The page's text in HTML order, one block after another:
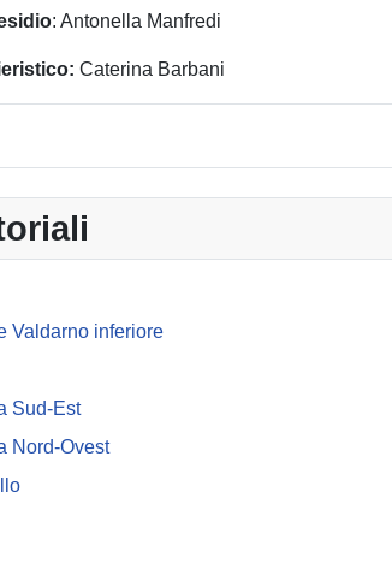
Valdarno inferiore
Sud-Est
Nord-Ovest
: Antonella Manfredi
Caterina Barbani